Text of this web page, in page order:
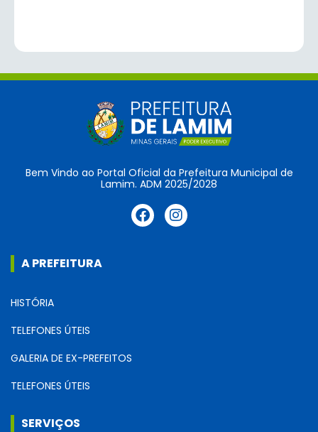
Bem Vindo ao Portal Oficial da Prefeitura Municipal de
Lamim. ADM 2025/2028
A PREFEITURA
HISTÓRIA
TELEFONES ÚTEIS
GALERIA DE EX-PREFEITOS
TELEFONES ÚTEIS
SERVIÇOS